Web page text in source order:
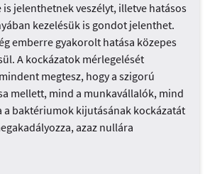
is jelenthetnek veszélyt, illetve hatásos
kezelésük is gondot jelenthet.
emberre gyakorolt hatása közepes
A kockázatok mérlegelését
megtesz, hogy a szigorú
mellett, mind a munkavállalók, mind
a baktériumok kijutásának kockázatát
azaz nullára